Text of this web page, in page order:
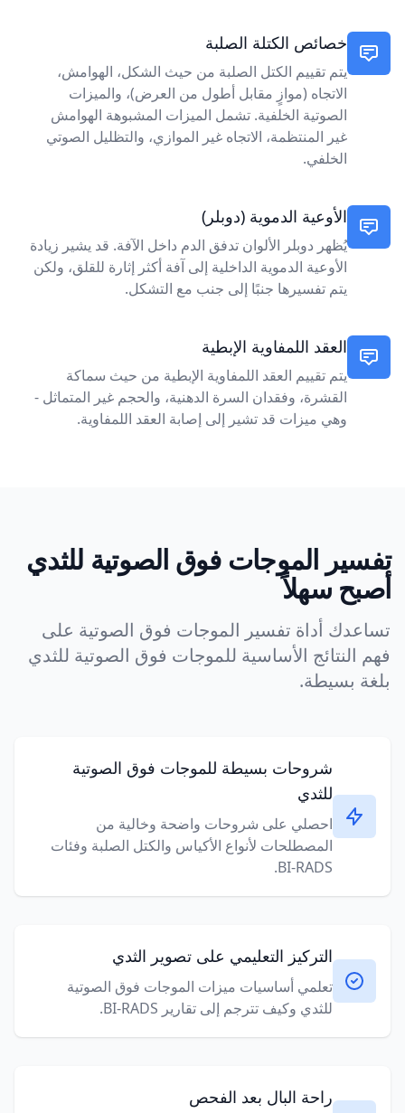
خصائص الكتلة الصلبة
يتم تقييم الكتل الصلبة من حيث الشكل، الهوامش،
الاتجاه (موازٍ مقابل أطول من العرض)، والميزات
الصوتية الخلفية. تشمل الميزات المشبوهة الهوامش
غير المنتظمة، الاتجاه غير الموازي، والتظليل الصوتي
الخلفي.
الأوعية الدموية (دوبلر)
يُظهر دوبلر الألوان تدفق الدم داخل الآفة. قد يشير زيادة
الأوعية الدموية الداخلية إلى آفة أكثر إثارة للقلق، ولكن
يتم تفسيرها جنبًا إلى جنب مع التشكل.
العقد اللمفاوية الإبطية
يتم تقييم العقد اللمفاوية الإبطية من حيث سماكة
القشرة، وفقدان السرة الدهنية، والحجم غير المتماثل -
وهي ميزات قد تشير إلى إصابة العقد اللمفاوية.
تفسير الموجات فوق الصوتية للثدي
أصبح سهلاً
تساعدك أداة تفسير الموجات فوق الصوتية على
فهم النتائج الأساسية للموجات فوق الصوتية للثدي
بلغة بسيطة.
شروحات بسيطة للموجات فوق الصوتية
للثدي
احصلي على شروحات واضحة وخالية من
المصطلحات لأنواع الأكياس والكتل الصلبة وفئات
BI-RADS.
التركيز التعليمي على تصوير الثدي
تعلمي أساسيات ميزات الموجات فوق الصوتية
للثدي وكيف تترجم إلى تقارير BI-RADS.
راحة البال بعد الفحص